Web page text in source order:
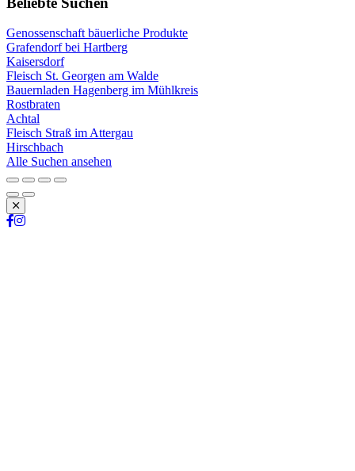
Genossenschaft bäuerliche Produkte
Grafendorf bei Hartberg
Kaisersdorf
Fleisch St. Georgen am Walde
Bauernladen Hagenberg im Mühlkreis
Rostbraten
Achtal
Fleisch Straß im Attergau
Hirschbach
Alle Suchen ansehen
Schließen